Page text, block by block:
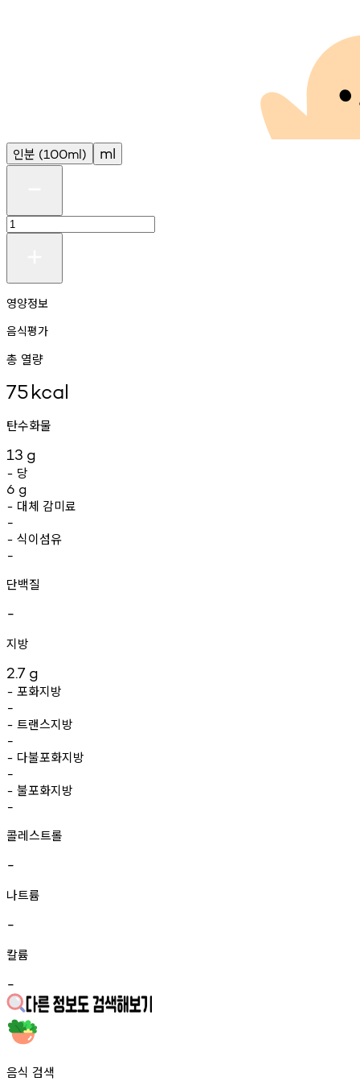
인분 (100ml) ml
영양정보
음식평가
총 열량
75kcal
탄수화물
13 g
- 당
6 g
- 대체 감미료
-
- 식이섬유
-
단백질
-
지방
2.7 g
- 포화지방
-
- 트랜스지방
-
- 다불포화지방
-
- 불포화지방
-
콜레스트롤
-
나트륨
-
칼륨
-
음식 검색